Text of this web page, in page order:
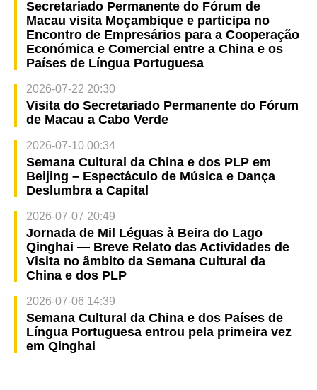
Secretariado Permanente do Fórum de
Macau visita Moçambique e participa no
Encontro de Empresários para a Cooperação
Económica e Comercial entre a China e os
Países de Língua Portuguesa
2026-07-22 20:30
Visita do Secretariado Permanente do Fórum
de Macau a Cabo Verde
2026-07-10 00:34
Semana Cultural da China e dos PLP em
Beijing – Espectáculo de Música e Dança
Deslumbra a Capital
2026-07-07 20:49
Jornada de Mil Léguas à Beira do Lago
Qinghai — Breve Relato das Actividades de
Visita no âmbito da Semana Cultural da
China e dos PLP
2026-07-06 14:39
Semana Cultural da China e dos Países de
Língua Portuguesa entrou pela primeira vez
em Qinghai